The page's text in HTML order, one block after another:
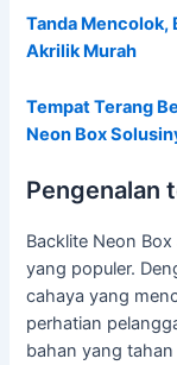
Tanda Mencolok,
Akrilik Murah
Tempat Terang
Neon Box
Pengenalan
Backlite Neon
yang populer.
cahaya yang
perhatian
bahan yang